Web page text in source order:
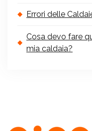
Errori delle
Cosa devo fare
mia caldaia?